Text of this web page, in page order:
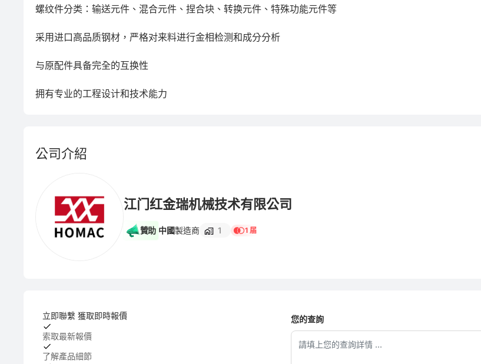
螺纹件分类：输送元件、混合元件、捏合块、转换元件、特殊功能元件等
采用进口高品质钢材，严格对来料进行金相检测和成分分析
与原配件具备完全的互换性
拥有专业的工程设计和技术能力
公司介紹
江门红金瑞机械技术有限公司
贊助 中國製造商 1 1 届
立即聯繫 獲取即時報價
索取最新報價
了解產品細節
您的查詢